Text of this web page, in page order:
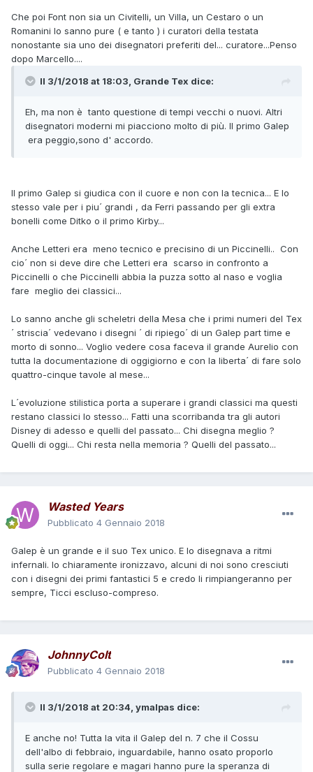
Che poi Font non sia un Civitelli, un Villa, un Cestaro o un
Romanini lo sanno pure ( e tanto ) i curatori della testata
nonostante sia uno dei disegnatori preferiti del... curatore...Penso
dopo Marcello....
Il 3/1/2018 at 18:03, Grande Tex dice:
Eh, ma non è tanto questione di tempi vecchi o nuovi. Altri
disegnatori moderni mi piacciono molto di più. Il primo Galep
era peggio,sono d' accordo.
Il primo Galep si giudica con il cuore e non con la tecnica... E lo
stesso vale per i piu´ grandi , da Ferri passando per gli extra
bonelli come Ditko o il primo Kirby...
Anche Letteri era meno tecnico e precisino di un Piccinelli.. Con
cio´ non si deve dire che Letteri era scarso in confronto a
Piccinelli o che Piccinelli abbia la puzza sotto al naso e voglia
fare meglio dei classici...
Lo sanno anche gli scheletri della Mesa che i primi numeri del Tex
´ striscia´ vedevano i disegni ´ di ripiego´ di un Galep part time e
morto di sonno... Voglio vedere cosa faceva il grande Aurelio con
tutta la documentazione di oggigiorno e con la liberta´ di fare solo
quattro-cinque tavole al mese...
L´evoluzione stilistica porta a superare i grandi classici ma questi
restano classici lo stesso... Fatti una scorribanda tra gli autori
Disney di adesso e quelli del passato... Chi disegna meglio ?
Quelli di oggi... Chi resta nella memoria ? Quelli del passato...
Wasted Years
Pubblicato 4 Gennaio 2018
Galep è un grande e il suo Tex unico. E lo disegnava a ritmi
infernali. Io chiaramente ironizzavo, alcuni di noi sono cresciuti
con i disegni dei primi fantastici 5 e credo li rimpiangeranno per
sempre, Ticci escluso-compreso.
JohnnyColt
Pubblicato 4 Gennaio 2018
Il 3/1/2018 at 20:34, ymalpas dice:
E anche no! Tutta la vita il Galep del n. 7 che il Cossu
dell'albo di febbraio, inguardabile, hanno osato proporlo
sulla serie regolare e magari hanno pure la speranza di